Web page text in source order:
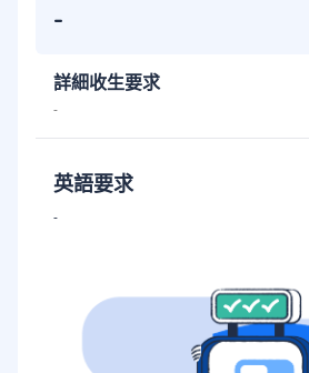
-
詳細收生要求
-
英語要求
-